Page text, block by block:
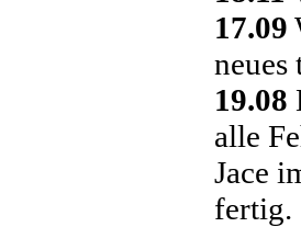
17.09
19.08
alle
Jace
fertig.